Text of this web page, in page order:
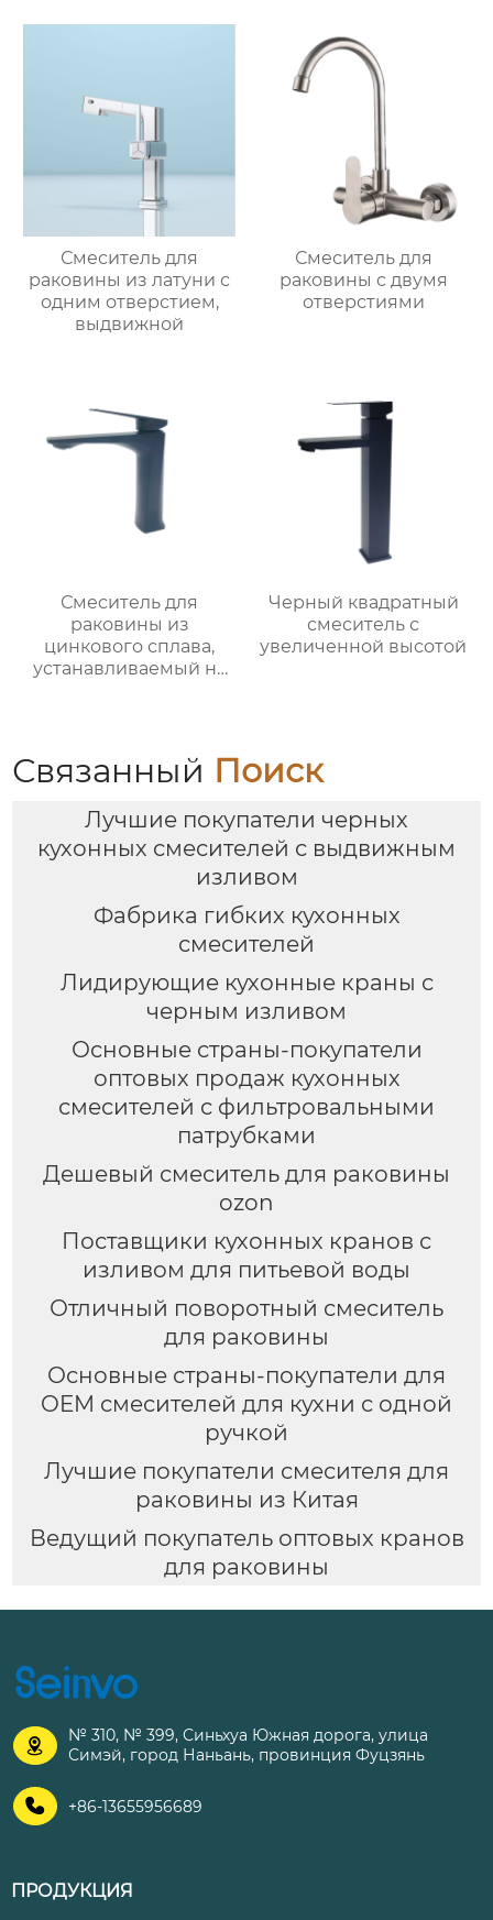
Смеситель для
раковины из латуни с
одним отверстием,
выдвижной
Смеситель для
раковины с двумя
отверстиями
Смеситель для
раковины из
цинкового сплава,
устанавливаемый на
Черный квадратный
смеситель с
увеличенной высотой
Связанный Поиск
Лучшие покупатели черных
кухонных смесителей с выдвижным
изливом
Фабрика гибких кухонных
смесителей
Лидирующие кухонные краны с
черным изливом
Основные страны-покупатели
оптовых продаж кухонных
смесителей с фильтровальными
патрубками
Дешевый смеситель для раковины
ozon
Поставщики кухонных кранов с
изливом для питьевой воды
Отличный поворотный смеситель
для раковины
Основные страны-покупатели для
OEM смесителей для кухни с одной
ручкой
Лучшие покупатели смесителя для
раковины из Китая
Ведущий покупатель оптовых кранов
для раковины

№ 310, № 399, Синьхуа Южная дорога, улица
Симэй, город Наньань, провинция Фуцзянь
 +86-13655956689
ПРОДУКЦИЯ